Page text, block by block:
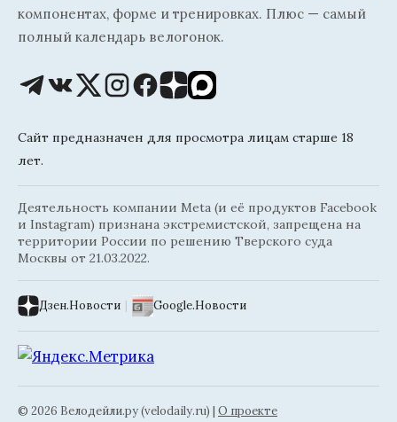
компонентах, форме и тренировках. Плюс — самый
полный календарь велогонок.
Сайт предназначен для просмотра лицам старше 18
лет.
Деятельность компании Meta (и её продуктов Facebook
и Instagram) признана экстремистской, запрещена на
территории России по решению Тверского суда
Москвы от 21.03.2022.
Дзен.Новости | Google.Новости
© 2026 Велодейли.ру (velodaily.ru) | О проекте